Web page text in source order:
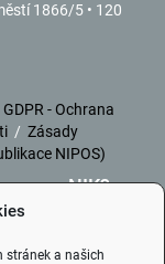
stránek a našich
1866/5 • 120
GDPR - Ochrana
/Zásady
NIPOS)
z NIK?